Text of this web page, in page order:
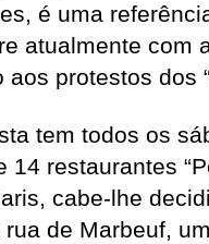
é uma
atualmente com
protestos dos
tem todos os
14 restaurantes
cabe-lhe
de Marbeuf,